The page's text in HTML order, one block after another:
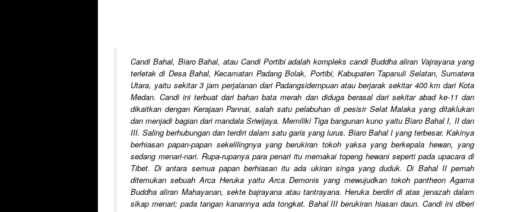
Candi Bahal, Biaro Bahal, atau Candi Portibi adalah kompleks candi Buddha aliran Vajrayana yang
terletak di Desa Bahal, Kecamatan Padang Bolak, Portibi, Kabupaten Tapanuli Selatan, Sumatera
Utara, yaitu sekitar 3 jam perjalanan dari Padangsidempuan atau berjarak sekitar 400 km dari Kota
Medan. Candi ini terbuat dari bahan bata merah dan diduga berasal dari sekitar abad ke-11 dan
dikaitkan dengan Kerajaan Pannai, salah satu pelabuhan di pesisir Selat Malaka yang ditaklukan
dan menjadi bagian dari mandala Sriwijaya. Memiliki Tiga bangunan kuno yaitu Biaro Bahal I, II dan
III. Saling berhubungan dan terdiri dalam satu garis yang lurus. Biaro Bahal I yang terbesar. Kakinya
berhiasan papan-papan sekelilingnya yang berukiran tokoh yaksa yang berkepala hewan, yang
sedang menari-nari. Rupa-rupanya para penari itu memakai topeng hewani seperti pada upacara di
Tibet. Di antara semua papan berhiasan itu ada ukiran singa yang duduk. Di Bahal II pernah
ditemukan sebuah Arca Heruka yaitu Arca Demonis yang mewujudkan tokoh pantheon Agama
Buddha aliran Mahayanan, sekte bajrayana atau tantrayana. Heruka berdiri di atas jenazah dalam
sikap menari; pada tangan kanannya ada tongkat. Bahal III berukiran hiasan daun. Candi ini diberi